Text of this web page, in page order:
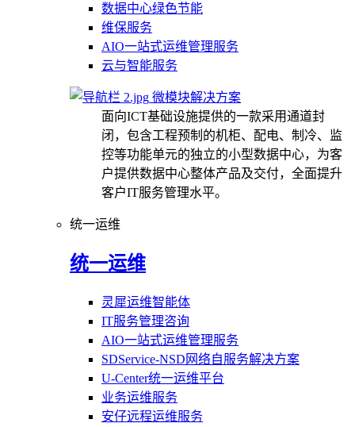
数据中心绿色节能
维保服务
AIO一站式运维管理服务
云与智能服务
微模块解决方案
面向ICT基础设施提供的一款采用通道封
闭，包含工程预制的机柜、配电、制冷、监
控等功能单元的独立的小型数据中心，为客
户提供数据中心整体产品及交付，全面提升
客户IT服务管理水平。
统一运维
统一运维
灵犀运维智能体
IT服务管理咨询
AIO一站式运维管理服务
SDService-NSD网络自服务解决方案
U-Center统一运维平台
业务运维服务
安仔远程运维服务